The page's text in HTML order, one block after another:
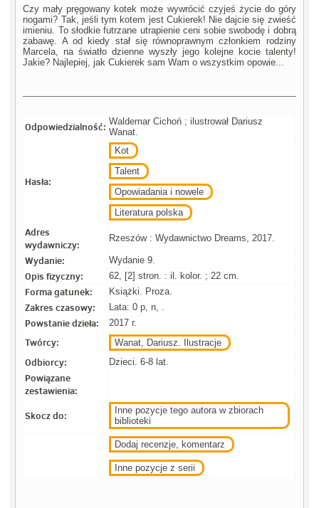
Czy mały pręgowany kotek może wywrócić czyjeś życie do góry
nogami? Tak, jeśli tym kotem jest Cukierek! Nie dajcie się zwieść
imieniu. To słodkie futrzane utrapienie ceni sobie swobodę i dobrą
zabawę. A od kiedy stał się równoprawnym członkiem rodziny
Marcela, na światło dzienne wyszły jego kolejne kocie talenty!
Jakie? Najlepiej, jak Cukierek sam Wam o wszystkim opowie...
Odpowiedzialność: Waldemar Cichoń ; ilustrował Dariusz
Wanat.
Hasła:
Kot
Talent
Opowiadania i nowele
Literatura polska
Adres
wydawniczy:
Rzeszów : Wydawnictwo Dreams, 2017.
Wydanie: Wydanie 9.
Opis fizyczny: 62, [2] stron. : il. kolor. ; 22 cm.
Forma gatunek: Książki. Proza.
Zakres czasowy: Lata: 0 p, n, .
Powstanie dzieła: 2017 r.
Twórcy: Wanat, Dariusz. Ilustracje
Odbiorcy: Dzieci. 6-8 lat.
Powiązane
zestawienia:
Skocz do:
Inne pozycje tego autora w zbiorach
biblioteki
Dodaj recenzje, komentarz
Inne pozycje z serii